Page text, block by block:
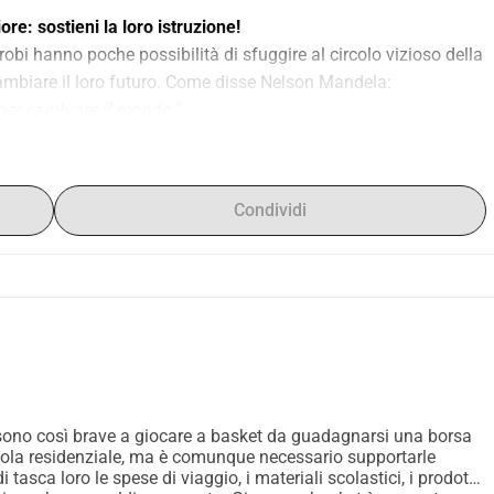
sostieni la loro istruzione!
hanno poche possibilità di sfuggire al circolo vizioso della
per migliorare le vite mettendo l'istruzione al centro del
Ma Safe Spaces fa di più. Oltre a fornire borse di
supporto nelle abilità sociali, assistenza nei compiti e
e Support for Safe Spaces raccolta i fondi che
Condividi
così brave a giocare a basket da guadagnarsi una borsa
residenziale, ma è comunque necessario supportarle
tasca loro le spese di viaggio, i materiali scolastici, i prodotti